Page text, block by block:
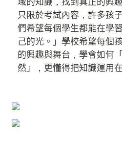
只限於考試內容，許多孩
們希望每個學生都能在學
己的光。」學校希望每個
的興趣與舞台，學會如何
然」，更懂得把知識運用